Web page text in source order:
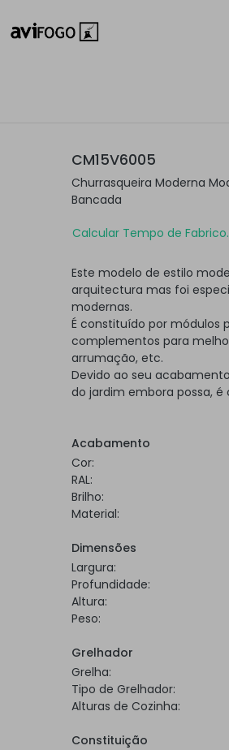
CM15V6005
Churrasqueira Moderna
Bancada
Calcular Tempo de
Este modelo de estilo
arquitectura mas foi
modernas.
É constituído por módulos
complementos para
arrumação, etc.
Devido ao seu
do jardim embora possa,
Acabamento
Cor:
RAL:
Brilho:
Material:
Dimensões
Largura:
Profundidade:
Altura:
Peso:
Grelhador
Grelha:
Tipo de Grelhador:
Alturas de Cozinha:
Constituição